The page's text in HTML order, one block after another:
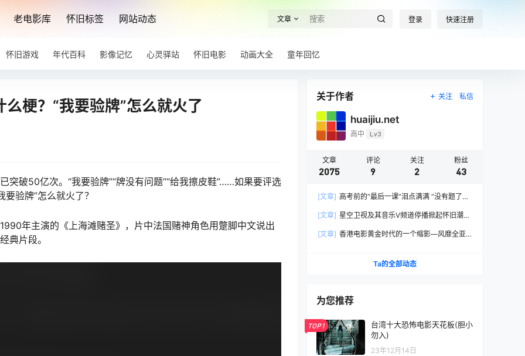
老电影库 怀旧标签 网站动态 文章 登录 快速注册
怀旧游戏 年代百科 影像记忆 心灵驿站 怀旧电影 动画大全 童年回忆
梗？“我要验牌”怎么就火了
突破50亿次。“我要验牌”“牌没有问题”“给我擦皮鞋”……如果要评选
验牌”怎么就火了？‌‌
年主演的《上海滩赌圣》，片中法国赌神角色用蹩脚中文说出
典片段。
关于作者 关注 私信
huaijiu.net
高中 Lv3
文章
2075
评论
9
关注
2
粉丝
43
[文章] 高考前的“最后一课”泪点满满 “没有题了，
高考！
[文章] 星空卫视及其音乐V频道停播掀起怀旧潮，
[文章] 香港电影黄金时代的一个缩影—风靡全亚
Ta的全部动态
为您推荐
TOP1
台湾十大恐怖电影天花板(胆小
勿入)
23年12月14日